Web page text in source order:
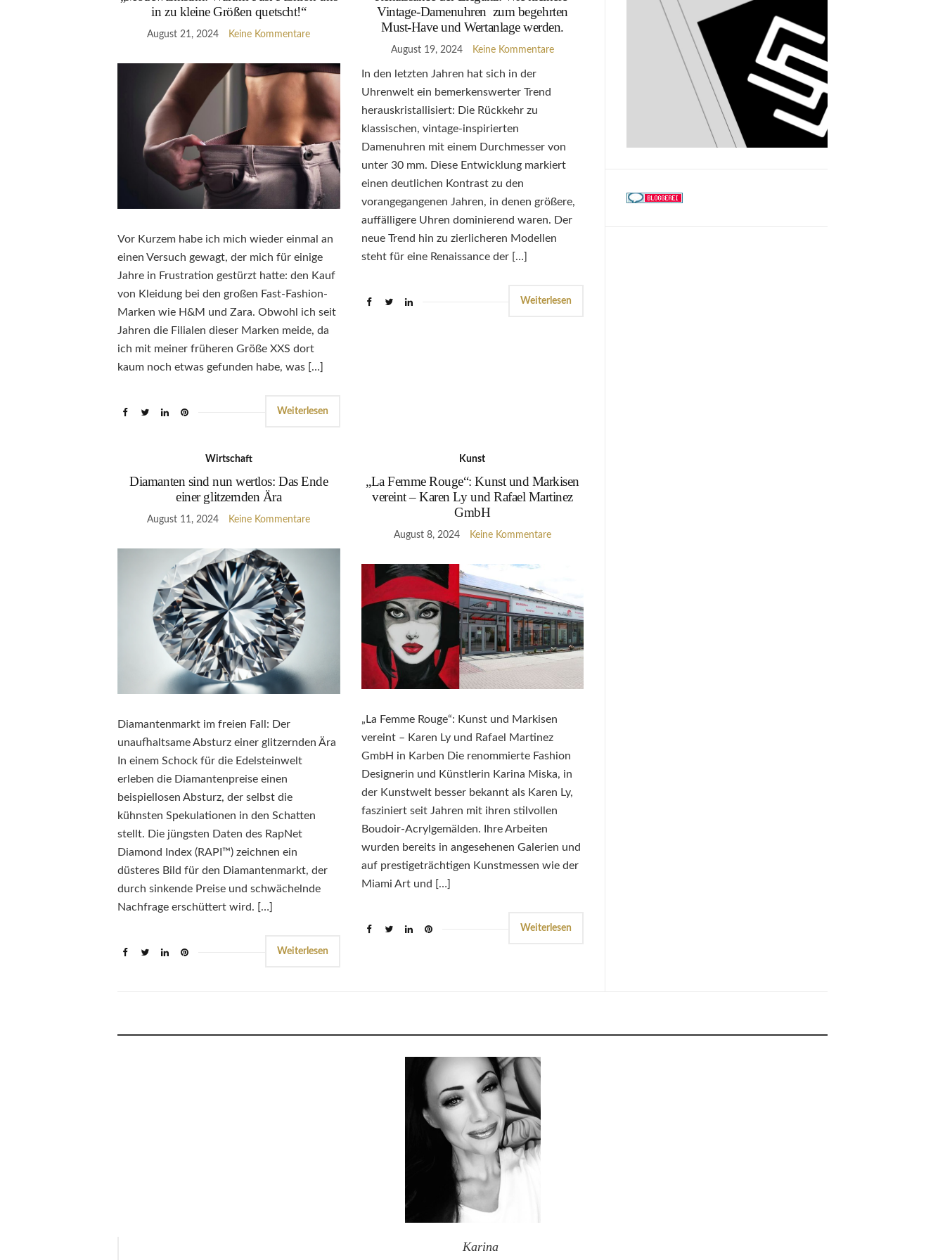
in zu kleine Größen quetscht!“
August 21, 2024 Keine Kommentare
Vor Kurzem habe ich mich wieder einmal an
einen Versuch gewagt, der mich für einige
Jahre in Frustration gestürzt hatte: den Kauf
von Kleidung bei den großen Fast-Fashion-
Marken wie H&M und Zara. Obwohl ich seit
Jahren die Filialen dieser Marken meide, da
ich mit meiner früheren Größe XXS dort
kaum noch etwas gefunden habe, was […]
Weiterlesen
Vintage-Damenuhren zum begehrten
Must-Have und Wertanlage werden.
August 19, 2024 Keine Kommentare
In den letzten Jahren hat sich in der
Uhrenwelt ein bemerkenswerter Trend
herauskristallisiert: Die Rückkehr zu
klassischen, vintage-inspirierten
Damenuhren mit einem Durchmesser von
unter 30 mm. Diese Entwicklung markiert
einen deutlichen Kontrast zu den
vorangegangenen Jahren, in denen größere,
auffälligere Uhren dominierend waren. Der
neue Trend hin zu zierlicheren Modellen
steht für eine Renaissance der […]
Weiterlesen
Wirtschaft
Diamanten sind nun wertlos: Das Ende
einer glitzernden Ära
August 11, 2024 Keine Kommentare
Diamantenmarkt im freien Fall: Der
unaufhaltsame Absturz einer glitzernden Ära
In einem Schock für die Edelsteinwelt
erleben die Diamantenpreise einen
beispiellosen Absturz, der selbst die
kühnsten Spekulationen in den Schatten
stellt. Die jüngsten Daten des RapNet
Diamond Index (RAPI™) zeichnen ein
düsteres Bild für den Diamantenmarkt, der
durch sinkende Preise und schwächelnde
Nachfrage erschüttert wird. […]
Weiterlesen
Kunst
„La Femme Rouge“: Kunst und Markisen
vereint – Karen Ly und Rafael Martinez
GmbH
August 8, 2024 Keine Kommentare
„La Femme Rouge“: Kunst und Markisen
vereint – Karen Ly und Rafael Martinez
GmbH in Karben Die renommierte Fashion
Designerin und Künstlerin Karina Miska, in
der Kunstwelt besser bekannt als Karen Ly,
fasziniert seit Jahren mit ihren stilvollen
Boudoir-Acrylgemälden. Ihre Arbeiten
wurden bereits in angesehenen Galerien und
auf prestigeträchtigen Kunstmessen wie der
Miami Art und […]
Weiterlesen
Karina